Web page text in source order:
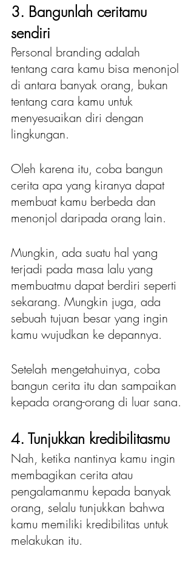
3. Bangunlah ceritamu
sendiri
Personal branding adalah
tentang cara kamu bisa menonjol
di antara banyak orang, bukan
tentang cara kamu untuk
menyesuaikan diri dengan
lingkungan.
Oleh karena itu, coba bangun
cerita apa yang kiranya dapat
membuat kamu berbeda dan
menonjol daripada orang lain.
Mungkin, ada suatu hal yang
terjadi pada masa lalu yang
membuatmu dapat berdiri seperti
sekarang. Mungkin juga, ada
sebuah tujuan besar yang ingin
kamu wujudkan ke depannya.
Setelah mengetahuinya, coba
bangun cerita itu dan sampaikan
kepada orang-orang di luar sana.
4. Tunjukkan kredibilitasmu
Nah, ketika nantinya kamu ingin
membagikan cerita atau
pengalamanmu kepada banyak
orang, selalu tunjukkan bahwa
kamu memiliki kredibilitas untuk
melakukan itu.